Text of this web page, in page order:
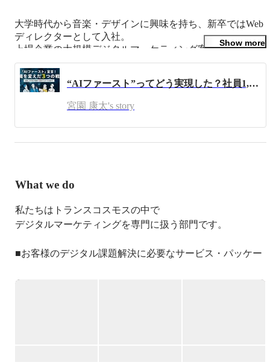
大学時代から音楽・デザインに興味を持ち、新卒ではWeb
ディレクターとして入社。
上場企業の大規模デジタルマーケティング案件を何百社と
経験。
事業戦略をデジタル戦力に落とし込むこと、またそれを実
行することが得意。
何十年経ってもデジタルマーケティングがずっと好き。
Show more
“AIファースト”ってどう実現した？社員1,000名が実務で使うまでに実践した3つの戦略
宮園 康太's story
What we do
私たちはトランスコスモスの中で
デジタルマーケティングを専門に扱う部門です。
■お客様のデジタル課題解決に必要なサービス・パッケー
トランスコスモスのデジタルマーケティングサービスは、